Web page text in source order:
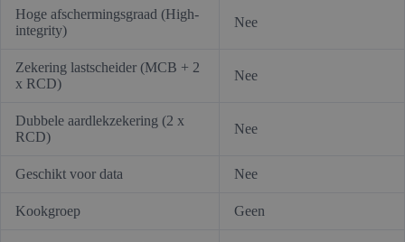
Hoge afschermingsgraad (High-
integrity)
Nee
Zekering lastscheider (MCB + 2
x RCD)
Nee
Dubbele aardlekzekering (2 x
RCD)
Nee
Geschikt voor data Nee
Kookgroep Geen